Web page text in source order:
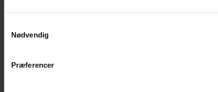
Nødvendig
Præferencer
Det sker lokalt
Medlemsservice | Login